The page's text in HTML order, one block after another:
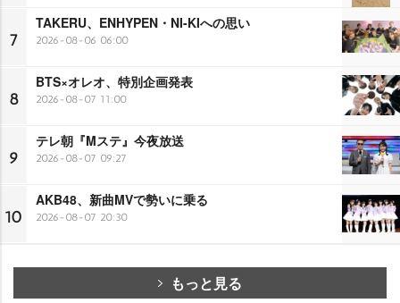
7
TAKERU、ENHYPEN・NI-KIへの思い
2026-08-06 06:00
8
BTS×オレオ、特別企画発表
2026-08-07 11:00
9
テレ朝『Mステ』今夜放送
2026-08-07 09:27
10
AKB48、新曲MVで勢いに乗る
2026-08-07 20:30
もっと見る